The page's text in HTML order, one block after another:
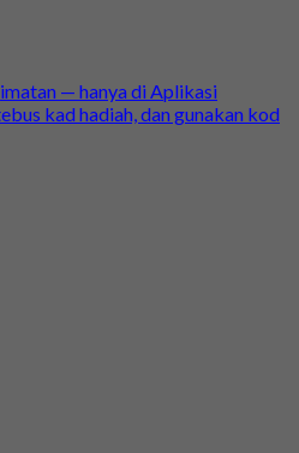
— hanya di Aplikasi
kad hadiah, dan gunakan kod